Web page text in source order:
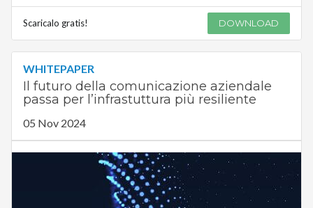
Scaricalo gratis! DOWNLOAD
WHITEPAPER
Il futuro della comunicazione aziendale
passa per l’infrastuttura più resiliente
05 Nov 2024